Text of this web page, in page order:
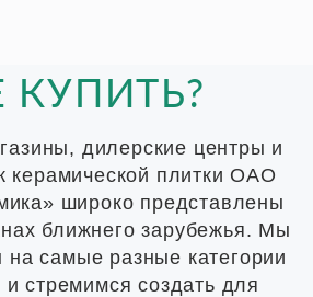
КУПИТЬ?
дилерские центры и
плитки ОАО
широко представлены
ближнего зарубежья. Мы
на самые разные категории
и стремимся создать для